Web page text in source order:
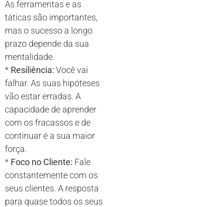
As ferramentas e as
táticas são importantes,
mas o sucesso a longo
prazo depende da sua
mentalidade.
* Resiliência: Você vai
falhar. As suas hipóteses
vão estar erradas. A
capacidade de aprender
com os fracassos e de
continuar é a sua maior
força.
* Foco no Cliente: Fale
constantemente com os
seus clientes. A resposta
para quase todos os seus